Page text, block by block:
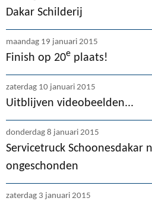
Dakar Schilderij
maandag 19 januari 2015
Finish op 20e plaats!
zaterdag 10 januari 2015
Uitblijven videobeelden...
donderdag 8 januari 2015
Servicetruck Schoonesdakar
ongeschonden
zaterdag 3 januari 2015